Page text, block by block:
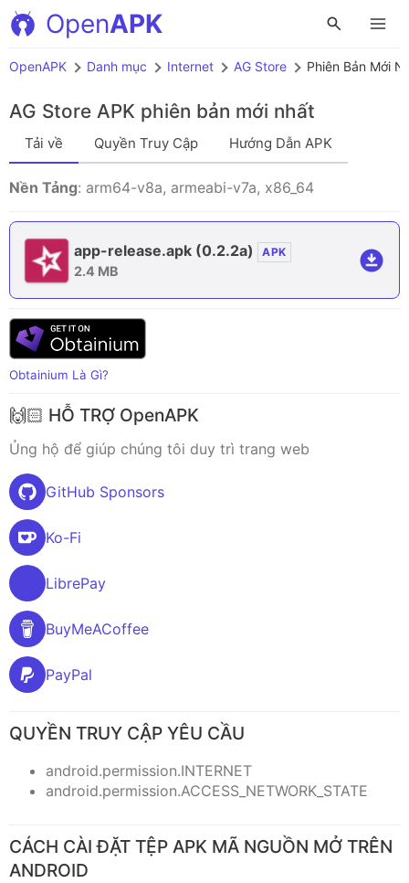
OpenAPK
OpenAPK Danh mục Internet AG Store Phiên Bản Mới
AG Store APK phiên bản mới nhất
Tải về Quyền Truy Cập Hướng Dẫn APK
Nền Tảng: arm64-v8a, armeabi-v7a, x86_64
app-release.apk (0.2.2a) APK
2.4 MB
Obtainium Là Gì?
🙌🏻 HỖ TRỢ OpenAPK
Ủng hộ để giúp chúng tôi duy trì trang web
GitHub Sponsors
Ko-Fi
LibrePay
BuyMeACoffee
PayPal
QUYỀN TRUY CẬP YÊU CẦU
android.permission.INTERNET
android.permission.ACCESS_NETWORK_STATE
CÁCH CÀI ĐẶT TỆP APK MÃ NGUỒN MỞ TRÊN
ANDROID